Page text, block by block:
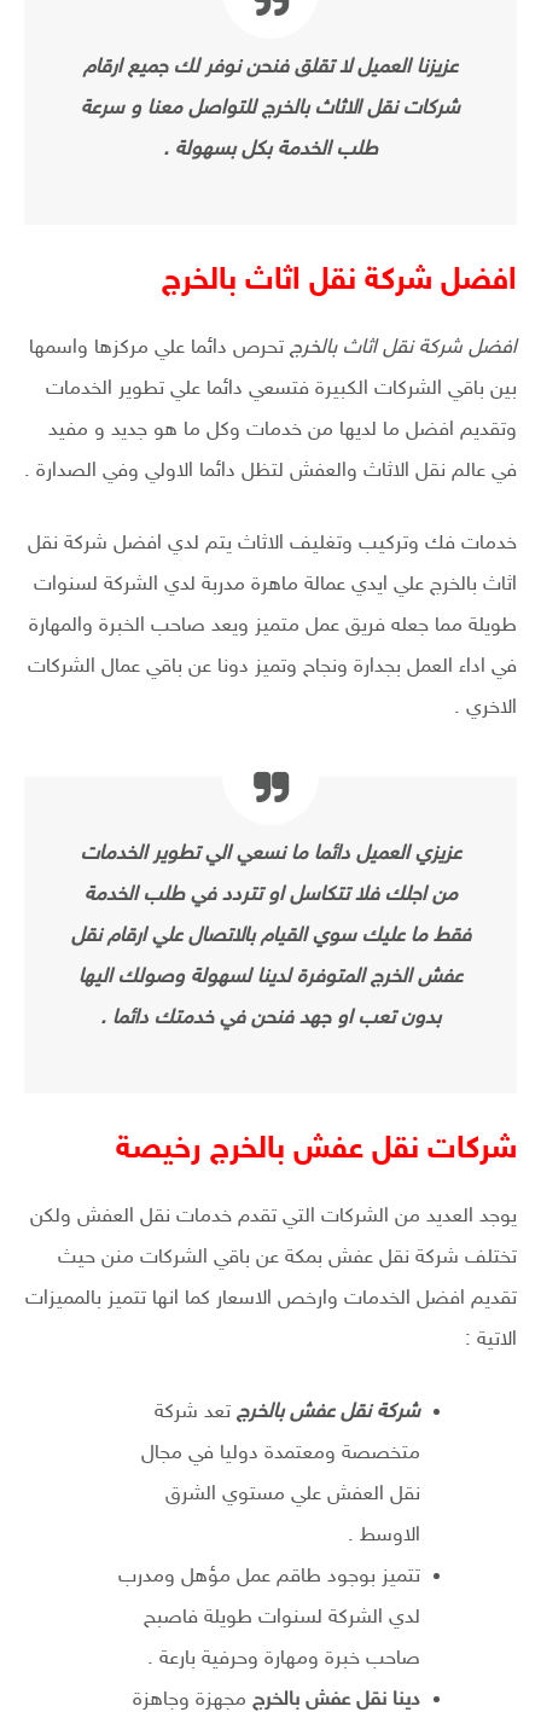
عزيزنا العميل لا تقلق فنحن نوفر لك جميع ارقام
شركات نقل الاثاث بالخرج للتواصل معنا و سرعة
طلب الخدمة بكل بسهولة .
افضل شركة نقل اثاث بالخرج
افضل شركة نقل اثاث بالخرج تحرص دائما علي مركزها واسمها
بين باقي الشركات الكبيرة فتسعي دائما علي تطوير الخدمات
وتقديم افضل ما لديها من خدمات وكل ما هو جديد و مفيد
في عالم نقل الاثاث والعفش لتظل دائما الاولي وفي الصدارة .
خدمات فك وتركيب وتغليف الاثاث يتم لدي افضل شركة نقل
اثاث بالخرج علي ايدي عمالة ماهرة مدربة لدي الشركة لسنوات
طويلة مما جعله فريق عمل متميز ويعد صاحب الخبرة والمهارة
في اداء العمل بجدارة ونجاح وتميز دونا عن باقي عمال الشركات
الاخري .
عزيزي العميل دائما ما نسعي الي تطوير الخدمات
من اجلك فلا تتكاسل او تتردد في طلب الخدمة
فقط ما عليك سوي القيام بالاتصال علي ارقام نقل
عفش الخرج المتوفرة لدينا لسهولة وصولك اليها
بدون تعب او جهد فنحن في خدمتك دائما .
شركات نقل عفش بالخرج رخيصة
يوجد العديد من الشركات التي تقدم خدمات نقل العفش ولكن
تختلف شركة نقل عفش بمكة عن باقي الشركات منن حيث
تقديم افضل الخدمات وارخص الاسعار كما انها تتميز بالمميزات
الاتية :
شركة نقل عفش بالخرج تعد شركة
متخصصة ومعتمدة دوليا في مجال
نقل العفش علي مستوي الشرق
الاوسط .
تتميز بوجود طاقم عمل مؤهل ومدرب
لدي الشركة لسنوات طويلة فاصبح
صاحب خبرة ومهارة وحرفية بارعة .
دينا نقل عفش بالخرج مجهزة وجاهزة